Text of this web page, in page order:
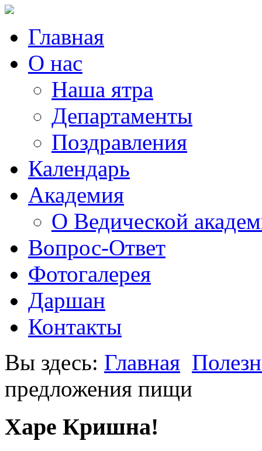
Главная
О нас
Наша ятра
Департаменты
Поздравления
Календарь
Академия
О Ведической
Вопрос-Ответ
Фотогалерея
Даршан
Контакты
Вы здесь: Главная
предложения пищи
Харе Кришна!